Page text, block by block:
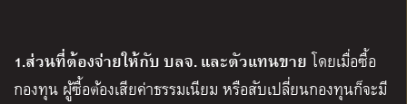
1.ส่วนที่ต้องจ่ายให้กับ บลจ. และตัวแทนขายโดยเมื่อซื้อ
กองทุน ผู้ซื้อต้องเสียค่าธรรมเนียม หรือสับเปลี่ยนกองทุนก็จะมี